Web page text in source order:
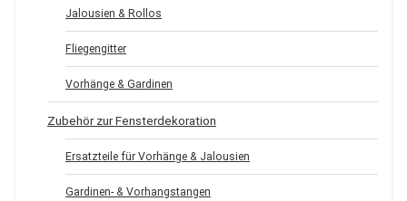
Jalousien & Rollos
Fliegengitter
Vorhänge & Gardinen
Zubehör zur Fensterdekoration
Ersatzteile für Vorhänge & Jalousien
Gardinen- & Vorhangstangen